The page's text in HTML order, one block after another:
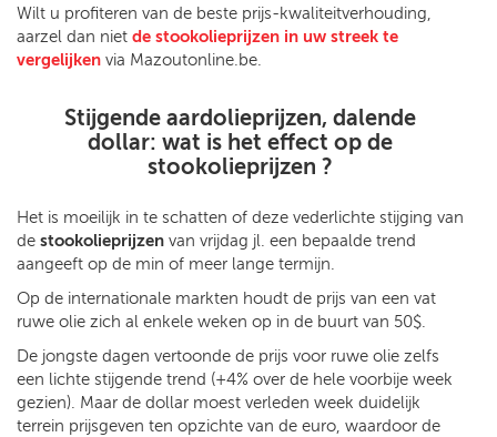
Wilt u profiteren van de beste prijs-kwaliteitverhouding,
aarzel dan niet de stookolieprijzen in uw streek te
vergelijken via Mazoutonline.be.
Stijgende aardolieprijzen, dalende
dollar: wat is het effect op de
stookolieprijzen ?
Het is moeilijk in te schatten of deze vederlichte stijging van
de stookolieprijzen van vrijdag jl. een bepaalde trend
aangeeft op de min of meer lange termijn.
Op de internationale markten houdt de prijs van een vat
ruwe olie zich al enkele weken op in de buurt van 50$.
De jongste dagen vertoonde de prijs voor ruwe olie zelfs
een lichte stijgende trend (+4% over de hele voorbije week
gezien). Maar de dollar moest verleden week duidelijk
terrein prijsgeven ten opzichte van de euro, waardoor de